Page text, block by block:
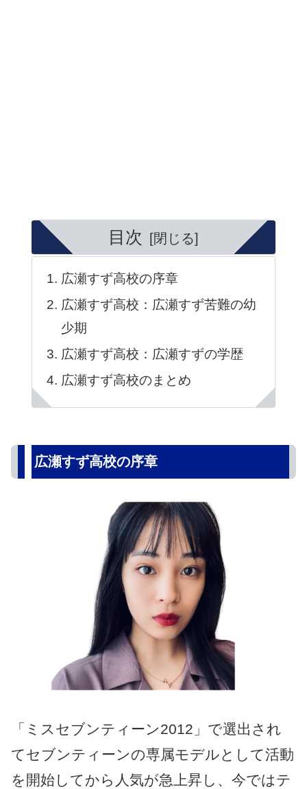
目次
広瀬すず高校の序章
広瀬すず高校：広瀬すず苦難の幼
少期
広瀬すず高校：広瀬すずの学歴
広瀬すず高校のまとめ
広瀬すず高校の序章
「ミスセブンティーン2012」で選出され
てセブンティーンの専属モデルとして活動
を開始してから人気が急上昇し、今ではテ